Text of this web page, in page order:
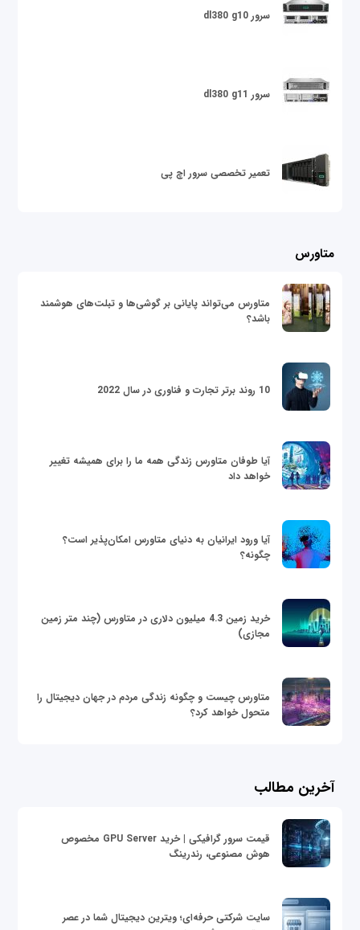
سرور dl380 g10
سرور dl380 g11
تعمیر تخصصی سرور اچ پی
متاورس
متاورس می‌تواند پایانی بر گوشی‌ها و تبلت‌های هوشمند
باشد؟
10 روند برتر تجارت و فناوری در سال 2022
آیا طوفان متاورس زندگی همه ما را برای همیشه تغییر
خواهد داد
آیا ورود ایرانیان به دنیای متاورس امکان‌پذیر است؟
چگونه؟
خرید زمین 4.3 میلیون دلاری در متاورس (چند متر زمین
مجازی)
متاورس چیست و چگونه زندگی مردم در جهان دیجیتال را
متحول خواهد کرد؟
آخرین مطالب
قیمت سرور گرافیکی | خرید GPU Server مخصوص
هوش مصنوعی، رندرینگ
سایت شرکتی حرفه‌ای؛ ویترین دیجیتال شما در عصر